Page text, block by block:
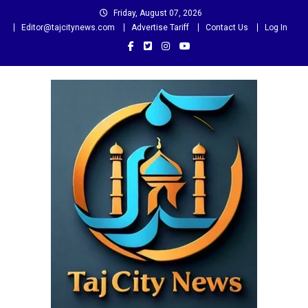
Friday, August 07, 2026
Editor@tajcitynews.com
Advertise Tariff Contact Us Log In